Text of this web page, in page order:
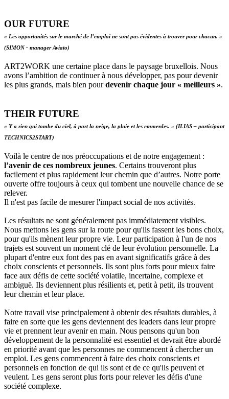
OUR FUTURE
« Les opportunités sur le marché de l’emploi ne sont pas évidentes à trouver pour chacun. »
(SIMON - manager Aviato)
ART2WORK une certaine place dans le paysage bruxellois. Nous
avons l’ambition de continuer à nous développer, pas pour devenir
les plus grands, mais bien pourdevenir chaque jour « meilleurs ».
THEIR FUTURE
« Y a rien qui tombe du ciel, à part la neige, la pluie et les emmerdes. » (ILIAS – participant
TECHNICS2START)
Voilà le centre de nos préoccupations et de notre engagement :
l’avenir de ces nombreux jeunes. Certains trouveront plus
facilement et plus rapidement leur chemin que d’autres. Notre porte
ouverte offre toujours à ceux qui tombent une nouvelle chance de se
relever.
Il n'est pas facile de mesurer l'impact social de nos activités.
Les résultats ne sont généralement pas immédiatement visibles.
Nous mettons les gens sur la route pour qu'ils fassent les bons choix,
pour qu'ils mènent leur propre vie. Leur participation à l'un de nos
trajets est souvent un moment clé de leur évolution personnelle. La
plupart d'entre eux font des pas en avant significatifs grâce à des
choix conscients et personnels. Ils sont plus forts pour mieux faire
face aux défis de cette société volatile, incertaine, complexe et
ambiguë. Ils deviennent plus résilients et, petit à petit, ils trouvent
leur chemin et leur place.
Notre travail vise principalement à obtenir des résultats durables, à
faire en sorte que les gens deviennent des leaders dans leur propre
vie et prennent leur avenir en main. Nous pensons qu'un bon
développement de la personnalité est essentiel et devrait être abordé
en priorité avant que les personnes ne commencent à chercher un
emploi. Les gens commencent à faire des choix conscients et
personnels en fonction de qui ils sont et de ce qu'ils peuvent et
veulent. Les gens seront plus forts pour relever les défis d'une
société complexe.